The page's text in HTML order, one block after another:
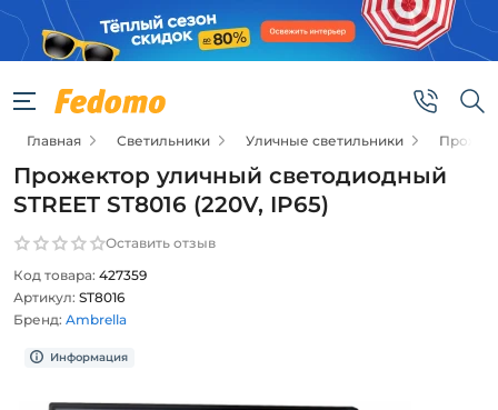
Главная Светильники Уличные светильники
Прожектор уличный светодиодный
STREET ST8016 (220V, IP65)
Оставить отзыв
Код товара: 427359
Артикул: ST8016
Бренд: Ambrella